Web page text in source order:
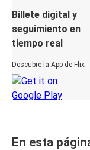
Billete digital y
seguimiento en
tiempo real
Descubre la App de Flix
En esta